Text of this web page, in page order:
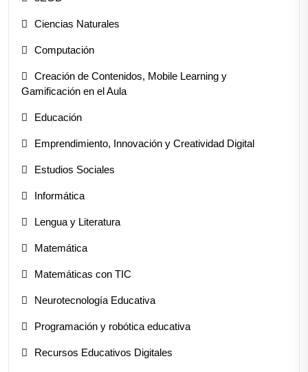
Ciencias Naturales
Computación
Creación de Contenidos, Mobile Learning y
Gamificación en el Aula
Educación
Emprendimiento, Innovación y Creatividad Digital
Estudios Sociales
Informática
Lengua y Literatura
Matemática
Matemáticas con TIC
Neurotecnología Educativa
Programación y robótica educativa
Recursos Educativos Digitales